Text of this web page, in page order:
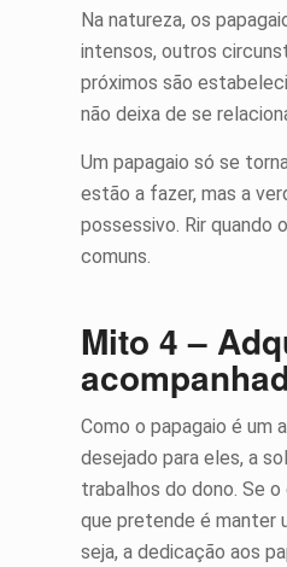
Na natureza, os
intensos, outros
próximos são
não deixa de se
Um papagaio só se
estão a fazer, mas a
possessivo. Rir quando
comuns.
Mito 4 –
Como o papagaio é um
desejado para eles, a
trabalhos do dono. Se
que pretende é manter
seja, a dedicação aos